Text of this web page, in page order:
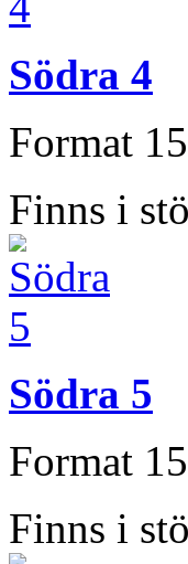
Södra 4
Format
Finns i
Södra 5
Format
Finns i